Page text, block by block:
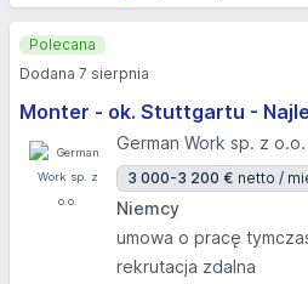
Monter - ok. Stuttgartu -
German Work sp. z o.o.
3 000-3 200 € netto /
Niemcy
umowa o pracę
rekrutacja zdalna
Polecana
Dodana 7 sierpnia